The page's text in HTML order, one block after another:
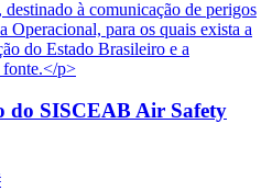
à comunicação de perigos
Operacional, para os quais exista a
do Estado Brasileiro e a
fonte.</p>
do SISCEAB Air Safety